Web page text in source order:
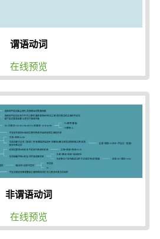
谓语动词
在线预览
非谓语动词
在线预览